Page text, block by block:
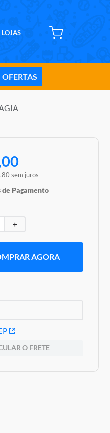
OFERTAS
00
,80 sem juros
de Pagamento
＋
AGORA
O FRETE